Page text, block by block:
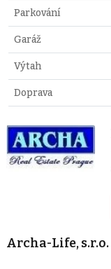
Parkování
Garáž
Výtah
Doprava
Archa-Life, s.r.o.